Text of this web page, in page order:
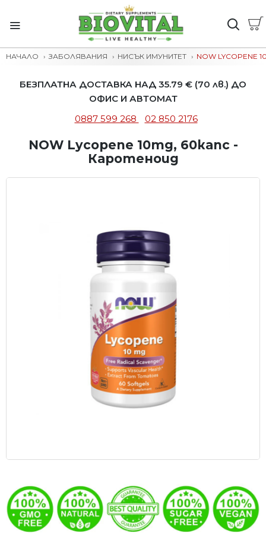
НАЧАЛО ЗАБОЛЯВАНИЯ НИСЪК ИМУНИТЕТ NOW
БЕЗПЛАТНА ДОСТАВКА НАД 35.79 € (70 лв.) ДО
ОФИС И АВТОМАТ
0887 599 268
02 850 2176
NOW Lycopene 10mg, 60капс -
Каротеноид